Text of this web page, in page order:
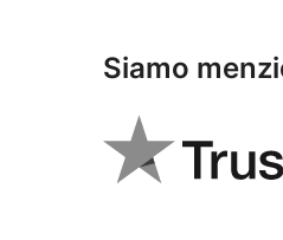
Siamo